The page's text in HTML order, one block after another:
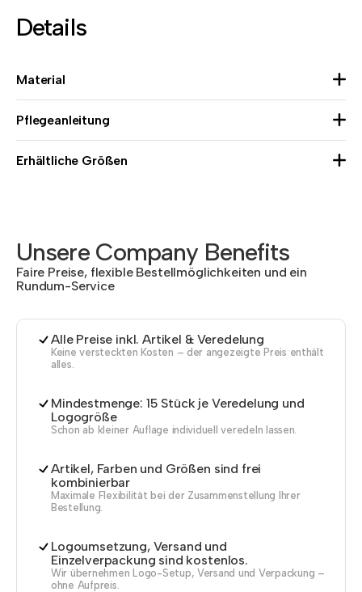
Details
Material
Pflegeanleitung
Erhältliche Größen
Unsere Company Benefits
Faire Preise, flexible Bestellmöglichkeiten und ein
Rundum-Service
Alle Preise inkl. Artikel & Veredelung
Keine versteckten Kosten – der angezeigte Preis enthält
alles.
Mindestmenge: 15 Stück je Veredelung und
Logogröße
Schon ab kleiner Auflage individuell veredeln lassen.
Artikel, Farben und Größen sind frei
kombinierbar
Maximale Flexibilität bei der Zusammenstellung Ihrer
Bestellung.
Logoumsetzung, Versand und
Einzelverpackung sind kostenlos.
Wir übernehmen Logo-Setup, Versand und Verpackung –
ohne Aufpreis.